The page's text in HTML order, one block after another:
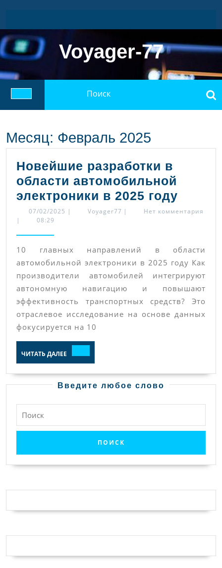
Voyager-77
Кнопка
Открыть
Месяц: Февраль 2025
Новейшие разработки в
области автомобильной
электроники в 2025 году
в
2025
году
07/02/2025 07/02/2025
| Voyager77 Voyager77
|
Нет комментария
|
08:29
10 главных направлений в области
автомобильной электроники в 2025 году Как
производители автомобилей интегрируют
автономную навигацию и повышают
эффективность транспортных средств? Это
отраслевое исследование на основе данных
фокусируется на 10
ЧИТАТЬ ДАЛЕЕ ДАЛЕЕ
Введите любое слово